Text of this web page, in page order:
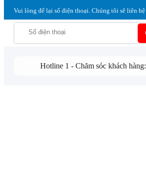
Vui lòng để lại số điện thoại. Chúng tôi sẽ liên
Hotline 1 - Chăm sóc khách hàng: